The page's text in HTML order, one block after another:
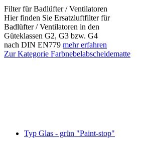
Filter für Badlüfter / Ventilatoren
Hier finden Sie Ersatzluftfilter für
Badlüfter / Ventilatoren in den
Güteklassen G2, G3 bzw. G4
nach DIN EN779 mehr erfahren
Zur Kategorie Farbnebelabscheidematte
Typ Glas - grün "Paint-stop"